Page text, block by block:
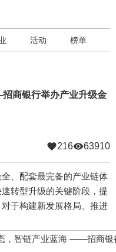
活动 榜单
商银行举办产业升级金
216 63910
、配套最完备的产业链体
转型升级的关键阶段，提
于构建新发展格局、推进